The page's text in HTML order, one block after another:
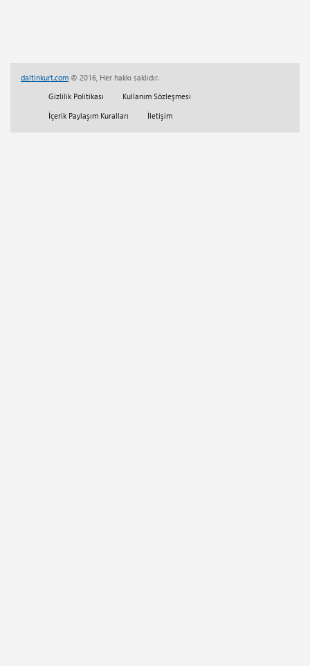
Eğitim
daltinkurt.com © 2016, Her hakkı saklıdır.
Gizlilik Politikası
Kullanım Sözleşmesi
İçerik Paylaşım Kuralları
İletişim